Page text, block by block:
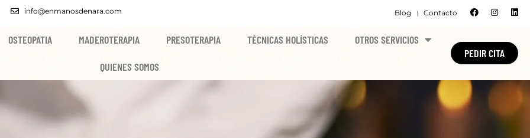
info@enmanosdenara.com Blog Contacto
OSTEOPATIA MADEROTERAPIA PRESOTERAPIA TÉCNICAS HOLÍSTICAS OTROS SERVICIOS
QUIENES SOMOS
PEDIR CITA